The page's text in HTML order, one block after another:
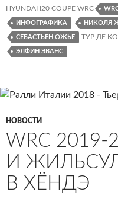
Корс
2019.
Результаты,
HYUNDAI I20 COUPE WRC
ИНФОГРАФИКА НИКОЛЯ
СЕБАСТЬЕН ОЖЬЕ ТУР ДЕ
ЭЛФИН ЭВАНС
НОВОСТИ
WRC
И
В ХЁНДЭ